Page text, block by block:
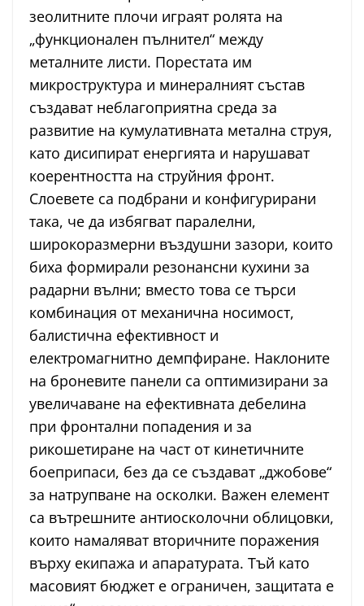
зеолитните плочи играят ролята на
„функционален пълнител“ между
металните листи. Порестата им
микроструктура и минералният състав
създават неблагоприятна среда за
развитие на кумулативната метална струя,
като дисипират енергията и нарушават
коерентността на струйния фронт.
Слоевете са подбрани и конфигурирани
така, че да избягват паралелни,
широкоразмерни въздушни зазори, които
биха формирали резонансни кухини за
радарни вълни; вместо това се търси
комбинация от механична носимост,
балистична ефективност и
електромагнитно демпфиране. Наклоните
на броневите панели са оптимизирани за
увеличаване на ефективната дебелина
при фронтални попадения и за
рикошетиране на част от кинетичните
боеприпаси, без да се създават „джобове“
за натрупване на осколки. Важен елемент
са вътрешните антиосколочни облицовки,
които намаляват вторичните поражения
върху екипажа и апаратурата. Тъй като
масовият бюджет е ограничен, защитата е